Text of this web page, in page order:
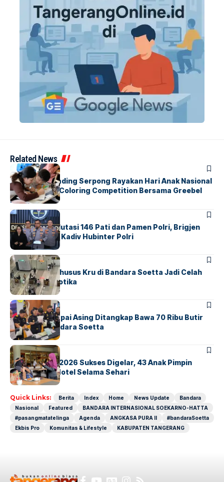
Related News
BERITAINDEX
Atria Hotel Gading Serpong Rayakan Hari Anak Nasional
Lewat Family Coloring Competition Bersama Greebel
Indonesia
BERITA
Mabes Polri Mutasi 146 Pati dan Pamen Polri, Brigjen
Untung Jabat Kadiv Hubinter Polri
BANDARABERITA
Ketika Jalur Khusus Kru di Bandara Soetta Jadi Celah
Sindikat Narkotika
BANDARA BERITA
Kopilot Maskapai Asing Ditangkap Bawa 70 Ribu Butir
Ekstasi di Bandara Soetta
BERITAINDEX
GM For A Day 2026 Sukses Digelar, 43 Anak Pimpin
Operasional Hotel Selama Sehari
Quick Links: Berita Index Home News Update
Bandara
Nasional
Featured
BANDARA INTERNASIONAL SOEKARNO-HATTA
#pasangmatatelinga
Agenda ANGKASA PURA II
#bandaraSoetta
Ekbis Pro
Komunitas & Lifestyle KABUPATEN TANGERANG